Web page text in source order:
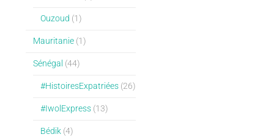
Ouzoud (1)
Mauritanie(1)
Sénégal (44)
#HistoiresExpatriées(26)
#IwolExpress(13)
Bédik(4)